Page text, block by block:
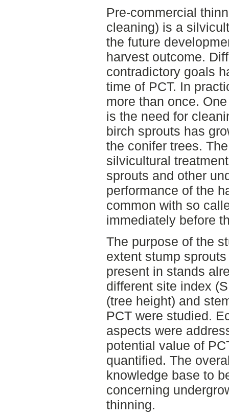
Pre-commercial
cleaning) is a
the future
harvest outcome.
contradictory goals
time of PCT. In
more than once.
is the need for
birch sprouts has
the conifer trees.
silvicultural
sprouts and other
performance of the
common with so
immediately before
The purpose of the
extent stump
present in stands
different site index
(tree height) and
PCT were studied.
aspects were
potential value of
quantified. The
knowledge base to
concerning
thinning.